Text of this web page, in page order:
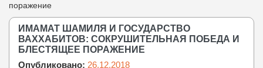
поражение
ИМАМАТ ШАМИЛЯ И ГОСУДАРСТВО
ВАХХАБИТОВ: СОКРУШИТЕЛЬНАЯ ПОБЕДА И
БЛЕСТЯЩЕЕ ПОРАЖЕНИЕ
Опубликовано: 26.12.2018